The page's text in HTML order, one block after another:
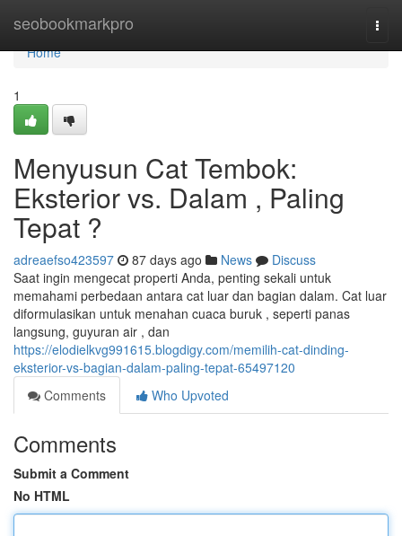
seobookmarkpro
Home
Home
1
Menyusun Cat Tembok:
Eksterior vs. Dalam , Paling
Tepat ?
adreaefso423597 87 days ago News
Discuss
Saat ingin mengecat properti Anda, penting sekali untuk
memahami perbedaan antara cat luar dan bagian dalam. Cat luar
diformulasikan untuk menahan cuaca buruk , seperti panas
langsung, guyuran air , dan
https://elodielkvg991615.blogdigy.com/memilih-cat-dinding-
eksterior-vs-bagian-dalam-paling-tepat-65497120
Comments
Who Upvoted
Comments
Submit a Comment
No HTML